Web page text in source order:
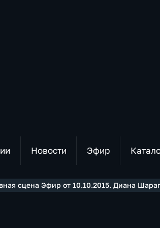
Новости Эфир
сцена Эфир от 10.10.2015. Диана